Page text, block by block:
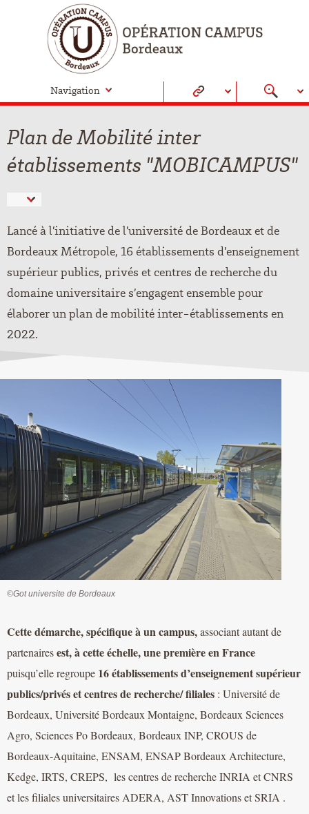
Navigation
Plan de Mobilité inter
établissements "MOBICAMPUS"
Lancé à l’initiative de l’université de Bordeaux et de
Bordeaux Métropole, 16 établissements d’enseignement
supérieur publics, privés et centres de recherche du
domaine universitaire s’engagent ensemble pour
élaborer un plan de mobilité inter-établissements en
2022.
©Got universite de Bordeaux
Cette démarche, spécifique à un campus,associant autant de
partenairesest, à cette échelle, une première en France
puisqu’elle regroupe 16 établissements d’enseignement supérieur
publics/privés et centres de recherche/ filiales : Université de
Bordeaux, Université Bordeaux Montaigne, Bordeaux Sciences
Agro, Sciences Po Bordeaux, Bordeaux INP, CROUS de
Bordeaux-Aquitaine, ENSAM, ENSAP Bordeaux Architecture,
Kedge, IRTS, CREPS, les centres de recherche INRIA et CNRS
et les filiales universitaires ADERA, AST Innovations et SRIA .